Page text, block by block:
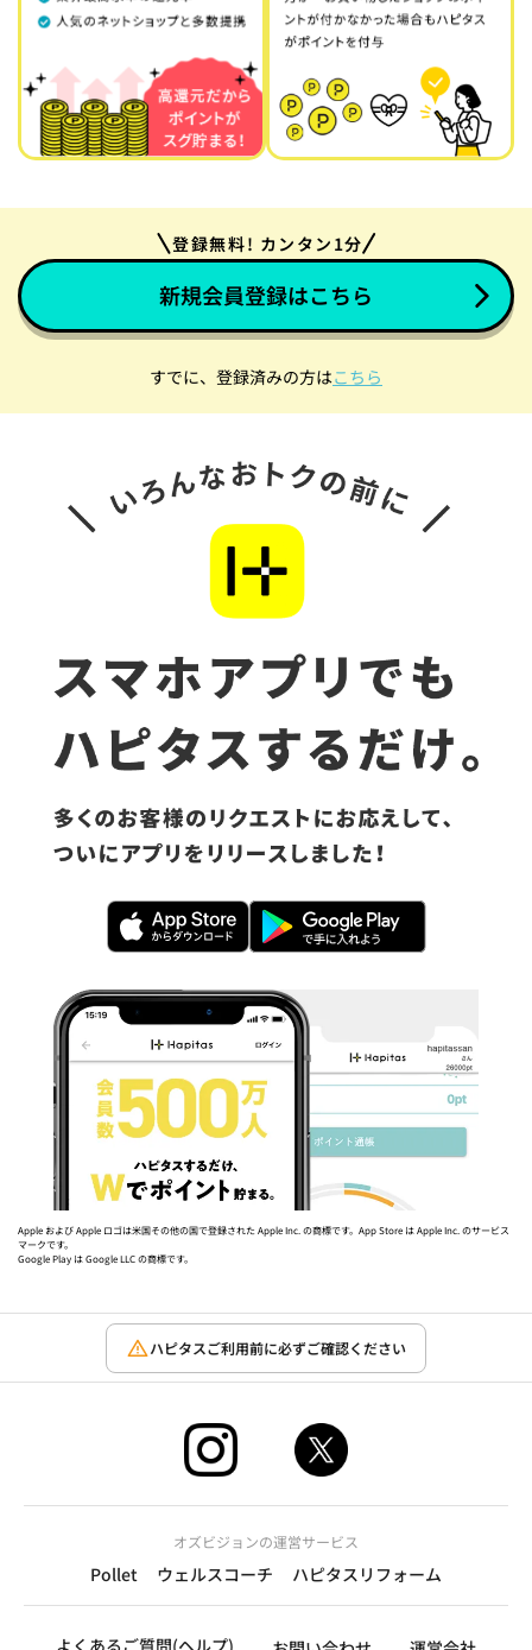
登録無料! カンタン1分
新規会員登録はこちら
すでに、登録済みの方はこちら
Apple および Apple ロゴは米国その他の国で登録された Apple Inc. の商標です。App Store は Apple Inc. のサービス
マークです。
Google Play は Google LLC の商標です。
ハピタスご利用前に必ずご確認ください
オズビジョンの運営サービス
Pollet ウェルスコーチ ハピタスリフォーム
よくあるご質問(ヘルプ)